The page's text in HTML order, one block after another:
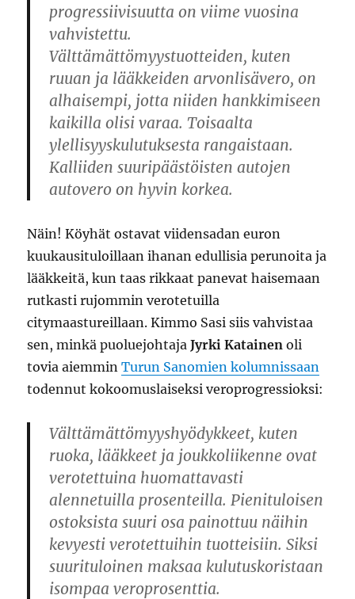
progressiivisuutta on viime vuosina
vahvistettu.
Välttämättömyystuotteiden, kuten
ruuan ja lääkkeiden arvonlisävero, on
alhaisempi, jotta niiden hankkimiseen
kaikilla olisi varaa. Toisaalta
ylellisyyskulutuksesta rangaistaan.
Kalliiden suuripäästöisten autojen
autovero on hyvin korkea.
Näin! Köyhät ostavat viidensadan euron
kuukausituloillaan ihanan edullisia perunoita ja
lääkkeitä, kun taas rikkaat panevat haisemaan
rutkasti rujommin verotetuilla
citymaastureillaan. Kimmo Sasi siis vahvistaa
sen, minkä puoluejohtajaJyrki Katainen oli
tovia aiemminTurun Sanomien kolumnissaan
todennut kokoomuslaiseksi veroprogressioksi:
Välttämättömyyshyödykkeet, kuten
ruoka, lääkkeet ja joukkoliikenne ovat
verotettuina huomattavasti
alennetuilla prosenteilla. Pienituloisen
ostoksista suuri osa painottuu näihin
kevyesti verotettuihin tuotteisiin. Siksi
suurituloinen maksaa kulutuskoristaan
isompaa veroprosenttia.